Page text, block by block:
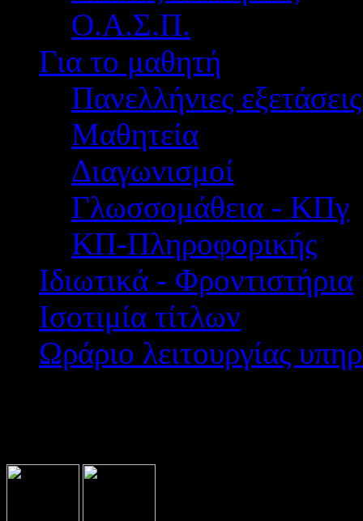
Ο.Α.Σ.Π.
Για το μαθητή
Πανελλήνιες εξετάσεις
Μαθητεία
Διαγωνισμοί
Γλωσσομάθεια - ΚΠγ
ΚΠ-Πληροφορικής
Ιδιωτικά - Φροντιστήρια
Ισοτιμία τίτλων
Ωράριο λειτουργίας